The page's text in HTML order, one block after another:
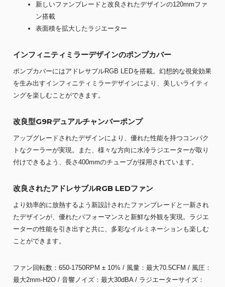
新しいファンブレードと改良されたデザインの120mmファ
ン搭載
表面積を拡大したラジエーター
インフィニティミラーデザインのポンプカバー
ポンプカバーにはアドレサブルRGB LEDを搭載。幻想的な視覚効果
を生み出すインフィニティミラーデザインにより、美しいライティ
ングを楽しむことができます。
改良型G9Rデュアルチャンバーポンプ
アップグレードされたデザインにより、優れた性能を持つコンパク
トなクーラーが実現。また、様々な方向に水冷ラジエーターが取り
付けできるよう、長さ400mmのチューブが採用されています。
改良されたアドレサブルRGB LEDファン
より効率的に放熱するよう新設計されたファンブレードと一新され
たデザインが、優れたパフォーマンスと新鮮な外観を実現。ラジエ
ーターの性能を引き出すと共に、多彩なイルミネーションも楽しむ
ことができます。
ファン回転数：650-1750RPM ± 10% / 風量：最大70.5CFM / 風圧：
最大2mm-H2O / 音響ノイズ：最大30dBA / ラジエーターサイズ：